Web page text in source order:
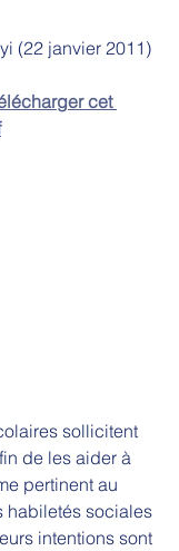
(22 janvier 2011)
cet
sollicitent
de les aider à
pertinent au
habiletés sociales
intentions sont